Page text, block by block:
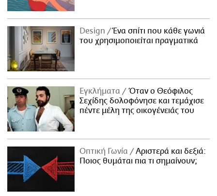
Design
Ένα σπίτι που κάθε γωνιά
του χρησιμοποιείται πραγματικά
Εγκλήματα
Όταν ο Θεόφιλος
Σεχίδης δολοφόνησε και τεμάχισε
πέντε μέλη της οικογένειάς του
Οπτική Γωνία
Αριστερά και δεξιά:
Ποιος θυμάται πια τι σημαίνουν;